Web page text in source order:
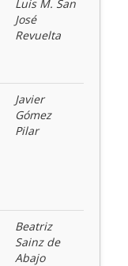
Luis M. San
José
Revuelta
Javier
Gómez
Pilar
Beatriz
Sainz de
Abajo